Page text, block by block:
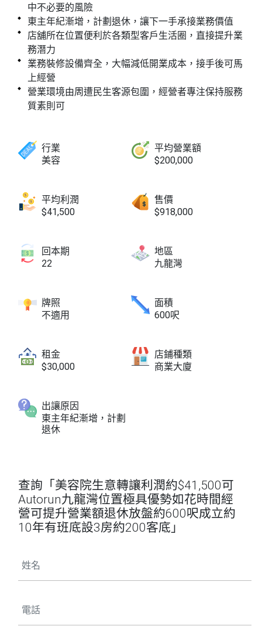
中不必要的風險
東主年紀漸增，計劃退休，讓下一手承接業務價值
店舖所在位置便利於各類型客戶生活圈，直接提升業
務潛力
業務裝修設備齊全，大幅減低開業成本，接手後可馬
上經營
營業環境由周遭民生客源包圍，經營者專注保持服務
質素則可
行業
美容
平均營業額
$200,000
平均利潤
$41,500
售價
$918,000
回本期
22
地區
九龍灣
牌照
不適用
面積
600呎
租金
$30,000
店鋪種類
商業大廈
出讓原因
東主年紀漸增，計劃
退休
查詢「美容院生意轉讓利潤約$41,500可
Autorun九龍灣位置極具優勢如花時間經
營可提升營業額退休放盤約600呎成立約
10年有班底設3房約200客底」